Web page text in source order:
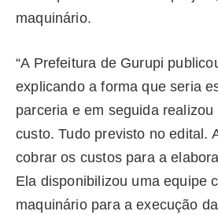
maquinário.
“A Prefeitura de Gurupi
explicando a forma que seria
parceria e em seguida
custo. Tudo previsto no edital.
cobrar os custos para a
Ela disponibilizou uma equipe
maquinário para a execução